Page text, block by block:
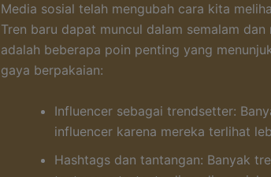
Media sosial telah mengubah cara kita
Tren baru dapat muncul dalam semalam
adalah beberapa poin penting yang
gaya berpakaian:
Influencer sebagai trendsetter:
influencer karena mereka terlihat
Hashtags dan tantangan: Banyak